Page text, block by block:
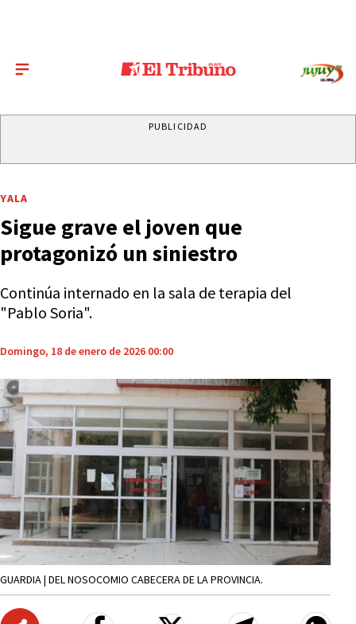
PUBLICIDAD
YALA
Sigue grave el joven que
protagonizó un siniestro
Continúa internado en la sala de terapia del
"Pablo Soria".
Domingo, 18 de enero de 2026 00:00
GUARDIA | DEL NOSOCOMIO CABECERA DE LA PROVINCIA.